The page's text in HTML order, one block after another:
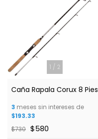
1 / 2
Caña Rapala Corux 8 Pies
3 meses sin intereses de
$193.33
$730 $580